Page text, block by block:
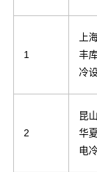
1
上
丰
冷
2
昆
华
电